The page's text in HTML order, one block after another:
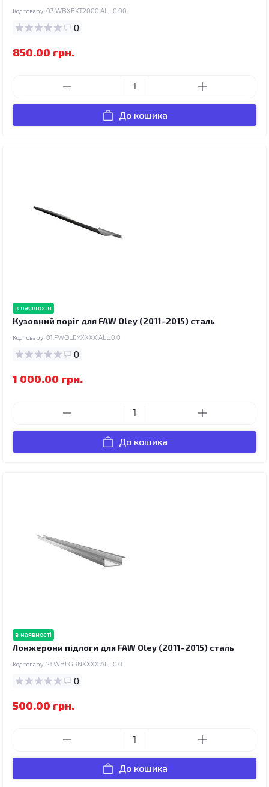
Код товару: 03.WBXEXT2000.ALL.0.00
0
850.00 грн.
До кошика
в наявності
Кузовний поріг для FAW Oley (2011–2015) сталь
Код товару: 01.FWOLEYXXXX.ALL.0.0
0
1 000.00 грн.
До кошика
в наявності
Лонжерони підлоги для FAW Oley (2011–2015) сталь
Код товару: 21.WBLGRNXXXX.ALL.0.0
0
500.00 грн.
До кошика